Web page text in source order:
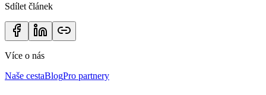
Sdílet článek
Více o nás
Naše cestaBlogPro partnery